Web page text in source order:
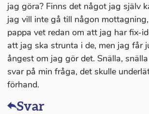
jag göra? Finns det något jag själv
jag vill inte gå till någon
pappa vet redan om att jag har fix-
att jag ska strunta i de, men jag får
ångest om jag gör det. Snälla,
svar på min fråga, det skulle
förhand.
Svar